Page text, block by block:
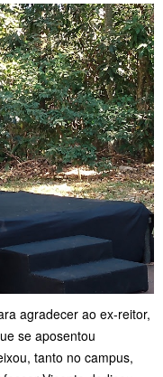
agradecer ao ex-reitor,
se aposentou
tanto no campus,